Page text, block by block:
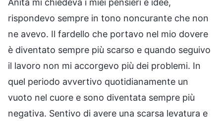
rispondevo sempre in tono noncurante che non
ne avevo. Il fardello che portavo nel mio dovere
è diventato sempre più scarso e quando seguivo
il lavoro non mi accorgevo più dei problemi. In
quel periodo avvertivo quotidianamente un
vuoto nel cuore e sono diventata sempre più
negativa. Sentivo di avere una scarsa levatura e